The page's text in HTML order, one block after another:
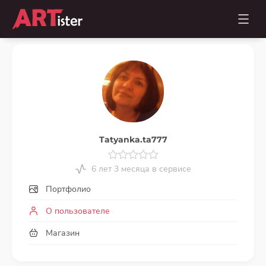
Tatyanka.ta777
6 лет 3 месяца в сервисе
Портфолио
О пользователе
Магазин